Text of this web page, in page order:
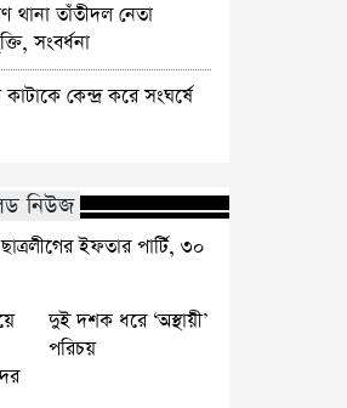
থানা তাঁতীদল নেতা
সংবর্ধনা
কেন্দ্র করে সংঘর্ষে
নিউজ
ইফতার পার্টি, ৩০
দুই দশক ধরে ‘অস্থায়ী’
পরিচয়